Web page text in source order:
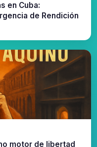
en Cuba:
de Rendición
motor de libertad